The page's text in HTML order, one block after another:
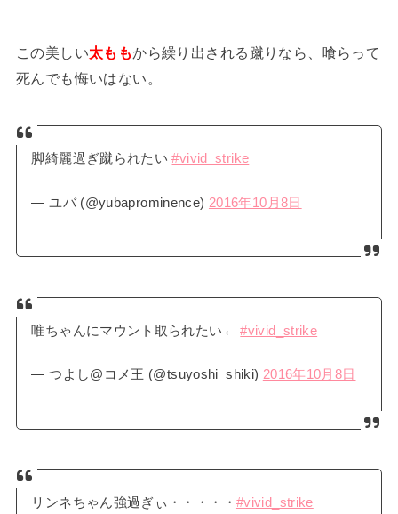
この美しい太ももから繰り出される蹴りなら、喰らって
死んでも悔いはない。
脚綺麗過ぎ蹴られたい#vivid_strike
— ユバ (@yubaprominence) 2016年10月8日
唯ちゃんにマウント取られたい←#vivid_strike
— つよし@コメ王 (@tsuyoshi_shiki) 2016年10月8日
リンネちゃん強過ぎぃ・・・・・ #vivid_strike